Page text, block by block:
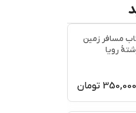
مسافر زمین
رویا
350,000 تومان